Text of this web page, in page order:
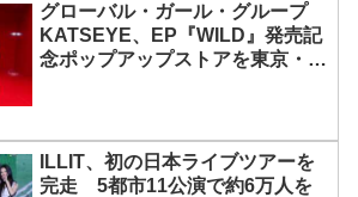
グローバル・ガール・グループ
KATSEYE、EP『WILD』発売記
念ポップアップストアを東京・原
ILLIT、初の日本ライブツアーを
完走 5都市11公演で約6万人を